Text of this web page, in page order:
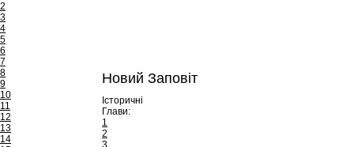
2
3
4
5
6
7
8
9
10
11
12
13
14
Новий Заповіт
Історичні
Глави:
1
2
3